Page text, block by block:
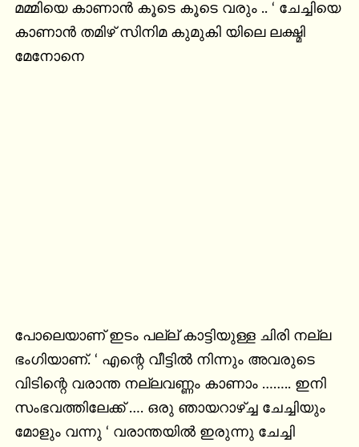
മമ്മിയെ കാണാൻ കൂടെ കൂടെ വരും .. ‘ ചേച്ചിയെ
കാണാൻ തമിഴ് സിനിമ കുമുകി യിലെ ലക്ഷ്മി
മേനോനെ
പോലെയാണ് ഇടം പല്ല് കാട്ടിയുള്ള ചിരി നല്ല
ഭംഗിയാണ്. ‘ എന്റെ വീട്ടിൽ നിന്നും അവരുടെ
വിടിന്റെ വരാന്ത നല്ലവണ്ണം കാണാം …….. ഇനി
സംഭവത്തിലേക്ക് …. ഒരു ഞായറാഴ്ച്ച ചേച്ചിയും
മോളും വന്നു ‘ വരാന്തയിൽ ഇരുന്നു ചേച്ചി